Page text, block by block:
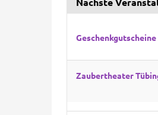
Geschenkgutscheine
Zaubertheater